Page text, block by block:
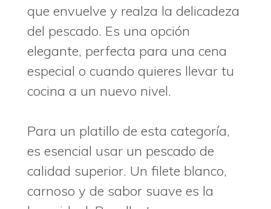
que envuelve y realza la delicadeza
del pescado. Es una opción
elegante, perfecta para una cena
especial o cuando quieres llevar tu
cocina a un nuevo nivel.
Para un platillo de esta categoría,
es esencial usar un pescado de
calidad superior. Un filete blanco,
carnoso y de sabor suave es la